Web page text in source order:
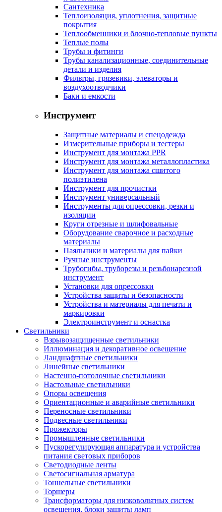
Сантехника
Теплоизоляция, уплотнения, защитные
покрытия
Теплообменники и блочно-тепловые пункты
Теплые полы
Трубы и фитинги
Трубы канализационные, соединительные
детали и изделия
Фильтры, грязевики, элеваторы и
воздухоотводчики
Баки и емкости
Инструмент
Защитные материалы и спецодежда
Измерительные приборы и тестеры
Инструмент для монтажа PPR
Инструмент для монтажа металлопластика
Инструмент для монтажа сшитого
полиэтилена
Инструмент для прочистки
Инструмент универсальный
Инструменты для опрессовки, резки и
изоляции
Круги отрезные и шлифовальные
Оборудование сварочное и расходные
материалы
Паяльники и материалы для пайки
Ручные инструменты
Трубогибы, труборезы и резьбонарезной
инструмент
Установки для опрессовки
Устройства защиты и безопасности
Устройства и материалы для печати и
маркировки
Электроинструмент и оснастка
Светильники
Взрывозащищенные светильники
Иллюминация и декоративное освещение
Ландшафтные светильники
Линейные светильники
Настенно-потолочные светильники
Настольные светильники
Опоры освещения
Ориентационные и аварийные светильники
Переносные светильники
Подвесные светильники
Прожекторы
Промышленные светильники
Пускорегулирующая аппаратура и устройства
питания световых приборов
Светодиодные ленты
Светосигнальная арматура
Тоннельные светильники
Торшеры
Трансформаторы для низковольтных систем
освещения, блоки защиты ламп